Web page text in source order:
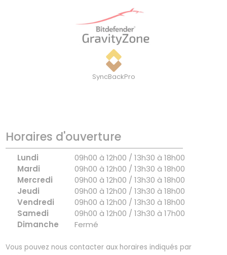
SyncBackPro
Horaires d'ouverture
Lundi
09h00 à 12h00 / 13h30 à 18h00
Mardi
09h00 à 12h00 / 13h30 à 18h00
Mercredi
09h00 à 12h00 / 13h30 à 18h00
Jeudi
09h00 à 12h00 / 13h30 à 18h00
Vendredi
09h00 à 12h00 / 13h30 à 18h00
Samedi
09h00 à 12h00 / 13h30 à 17h00
Dimanche
Fermé
Vous pouvez nous contacter aux horaires indiqués par